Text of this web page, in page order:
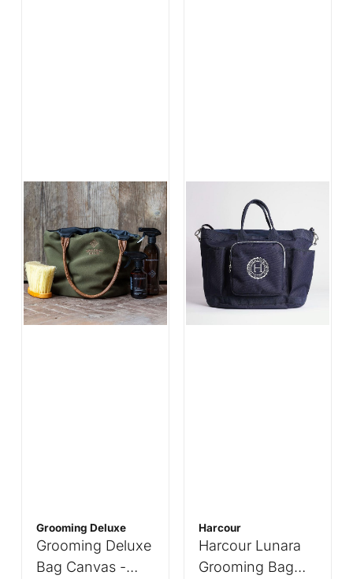
Grooming Deluxe
Grooming Deluxe
Bag Canvas -
Harcour
Harcour Lunara
Grooming Bag